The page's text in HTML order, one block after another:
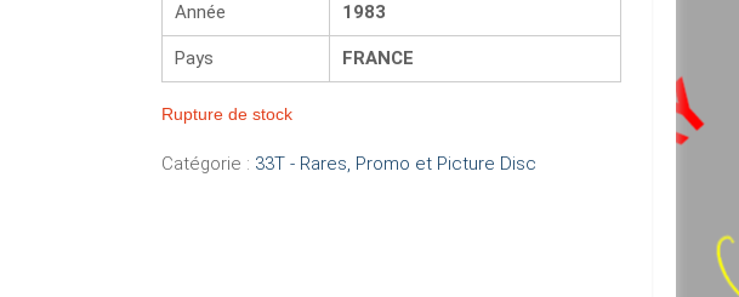
Année 1983
Pays FRANCE
Rupture de stock
Catégorie : 33T - Rares, Promo et Picture Disc